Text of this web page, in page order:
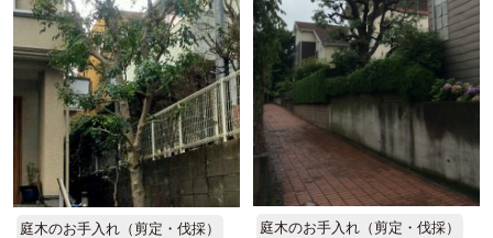
庭木のお手入れ（剪定・伐採） 庭木のお手入れ（剪定・伐採）